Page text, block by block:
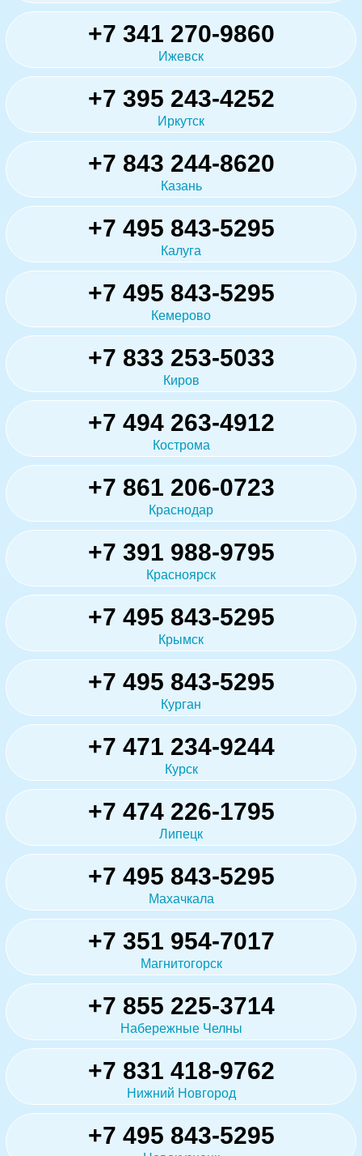
+7 341 270-9860
Ижевск
+7 395 243-4252
Иркутск
+7 843 244-8620
Казань
+7 495 843-5295
Калуга
+7 495 843-5295
Кемерово
+7 833 253-5033
Киров
+7 494 263-4912
Кострома
+7 861 206-0723
Краснодар
+7 391 988-9795
Красноярск
+7 495 843-5295
Крымск
+7 495 843-5295
Курган
+7 471 234-9244
Курск
+7 474 226-1795
Липецк
+7 495 843-5295
Махачкала
+7 351 954-7017
Магнитогорск
+7 855 225-3714
Набережные Челны
+7 831 418-9762
Нижний Новгород
+7 495 843-5295